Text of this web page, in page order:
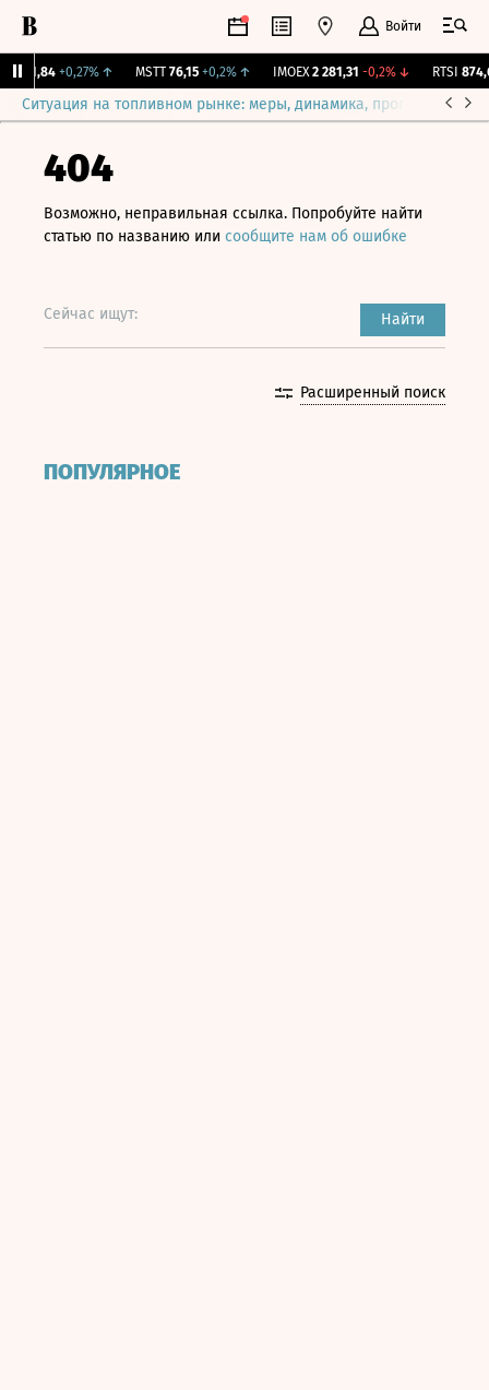
Войти
1,84 +0,27%↑ MSTT 76,15 +0,2%↑ IMOEX 2 281,31 -0,2%↓ RTSI
Ситуация на топливном рынке: меры, динамика, прогнозы
404
Возможно, неправильная ссылка. Попробуйте найти
статью по названию или сообщите нам об ошибке
Сейчас ищут: Найти
Расширенный поиск
ПОПУЛЯРНОЕ